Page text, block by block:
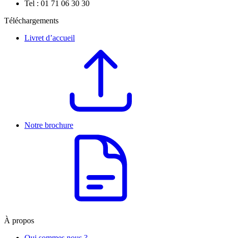
Tel : 01 71 06 30 30
Téléchargements
Livret d’accueil
Notre brochure
À propos